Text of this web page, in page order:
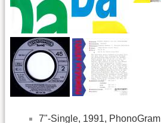
7"-Single, 1991,